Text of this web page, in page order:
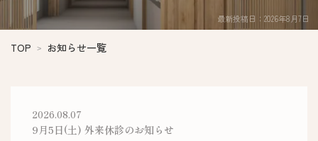
最新投稿日：2026年8月7日
TOP お知らせ一覧
2026.08.07
9月5日(土) 外来休診のお知らせ